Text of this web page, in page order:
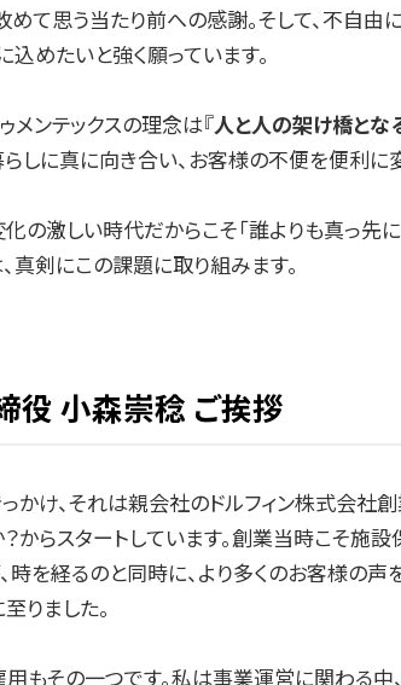
めて思う当たり前への感謝。そして、不自
込めたいと強く願っています。
メンテックスの理念は『人と人の架け橋とな
しに真に向き合い、お客様の不便を便利に
の激しい時代だからこそ「誰よりも真っ先に
真剣にこの課題に取り組みます。
役 小森崇稔 ご挨拶
かけ、それは親会社のドルフィン株式会社
からスタートしています。創業当時こそ施
時を経るのと同時に、より多くのお客様の
りました。
もその一つです。私は事業運営に関わる